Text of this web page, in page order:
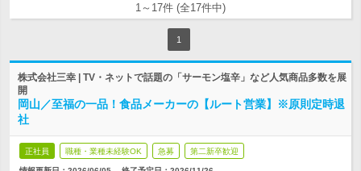
1～17件 (全17件中)
1
株式会社三幸 | TV・ネットで話題の「サーモン塩辛」など人気商品多数を展
開
岡山／至福の一品！食品メーカーの【ルート営業】※原則定時退
社
正社員 職種・業種未経験OK 急募 第二新卒歓迎